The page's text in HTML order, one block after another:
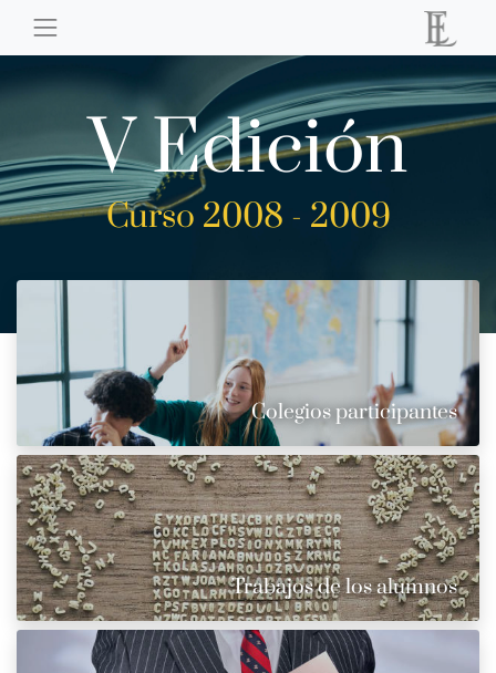
V Edición
Curso 2008 - 2009
Colegios participantes
Trabajos de los alumnos